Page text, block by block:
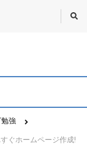
勉強
ぐホームページ作成!